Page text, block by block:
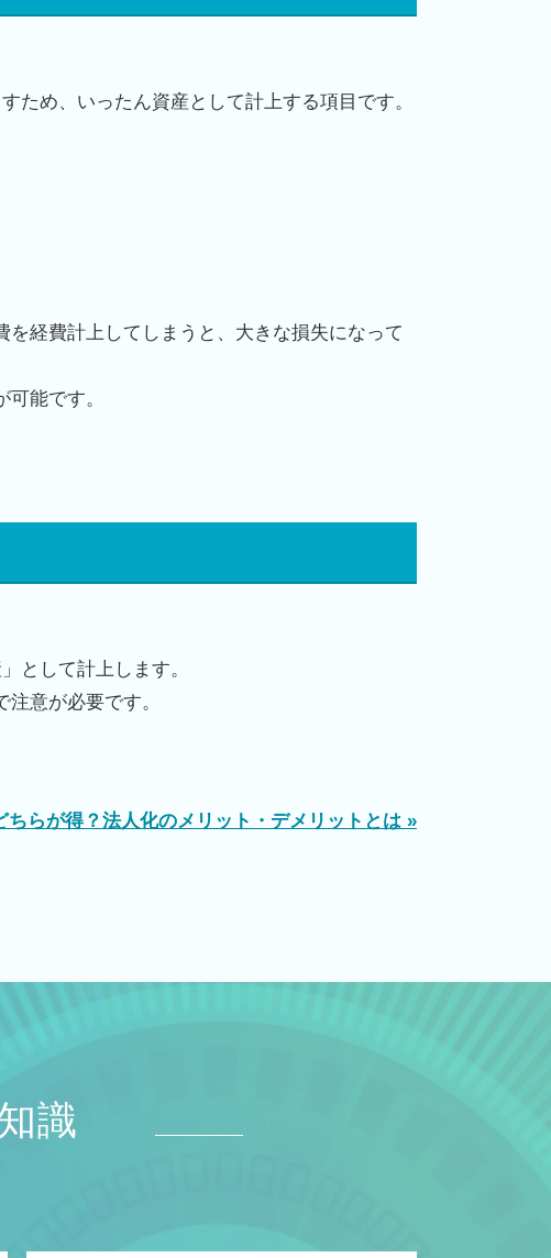
ため、いったん資産として計上する項目です。
経費計上してしまうと、大きな損失になって
能です。
として計上します。
意が必要です。
ちらが得？法人化のメリット・デメリットとは »
識